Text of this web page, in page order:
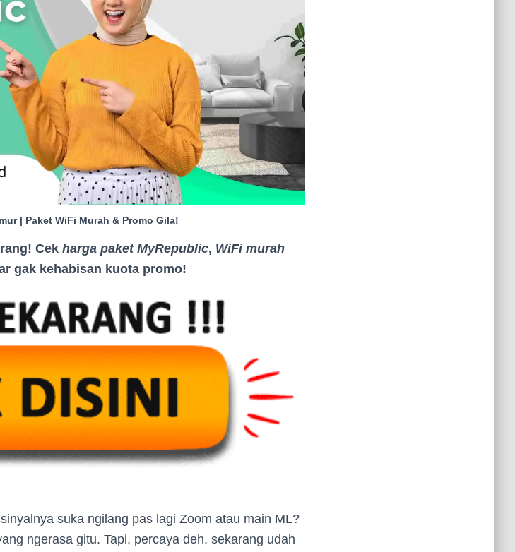
| Paket WiFi Murah & Promo Gila!
Cek harga paket MyRepublic, WiFi murah
gak kehabisan kuota promo!
suka ngilang pas lagi Zoom atau main ML?
ngerasa gitu. Tapi, percaya deh, sekarang udah